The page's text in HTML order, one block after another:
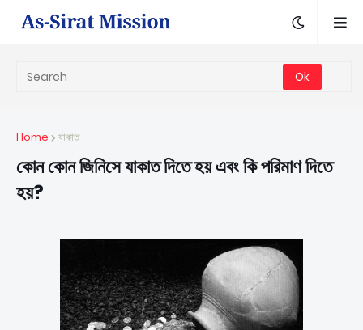
Home যাকাত
কোন কোন জিনিসে যাকাত দিতে হয় এবং কি পরিমাণ দিতে
হয়?